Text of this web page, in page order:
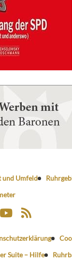
und Umfeld
Suite – Hilfe